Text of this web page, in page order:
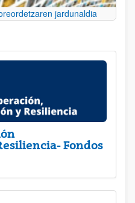
jardunaldia
Fondos